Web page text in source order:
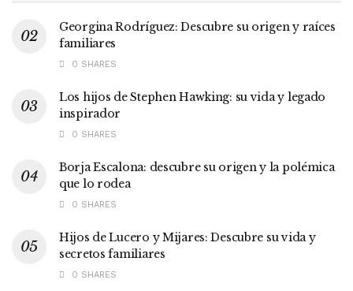
Georgina Rodríguez: Descubre su origen y raíces
familiares
0 SHARES
Los hijos de Stephen Hawking: su vida y legado
inspirador
0 SHARES
Borja Escalona: descubre su origen y la polémica
que lo rodea
0 SHARES
Hijos de Lucero y Mijares: Descubre su vida y
secretos familiares
0 SHARES